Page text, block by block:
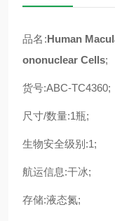
品名:Human
ononuclear Cells;
货号:ABC-TC4360;
尺寸/数量:1瓶;
生物安全级别:1;
航运信息:干冰;
存储:液态氮;